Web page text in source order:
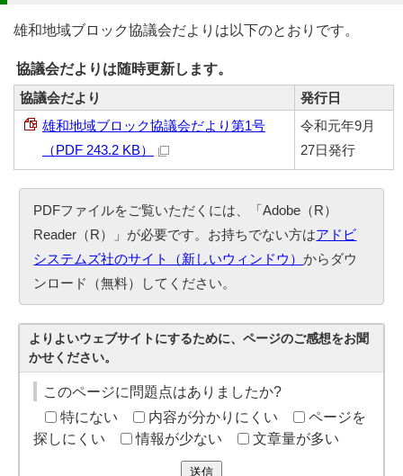
雄和地域ブロック協議会だよりは以下のとおりです。
協議会だよりは随時更新します。
協議会だより
発行日
雄和地域ブロック協議会だより第1号
（PDF 243.2 KB）
令和元年9月
27日発行
PDFファイルをご覧いただくには、「Adobe（R）
Reader（R）」が必要です。お持ちでない方はアドビ
システムズ社のサイト（新しいウィンドウ）からダウ
ンロード（無料）してください。
よりよいウェブサイトにするために、ページのご感想をお聞
かせください。
このページに問題点はありましたか?
特にない
内容が分かりにくい
ページを
探しにくい
情報が少ない 文章量が多い
送信